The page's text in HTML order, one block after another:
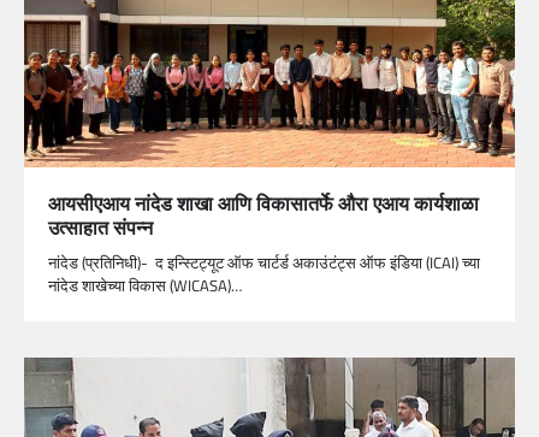
आयसीएआय नांदेड शाखा आणि विकासातर्फे औरा एआय कार्यशाळा
उत्साहात संपन्न
नांदेड (प्रतिनिधी)- द इन्स्टिट्यूट ऑफ चार्टर्ड अकाउंटंट्स ऑफ इंडिया (ICAI) च्या
नांदेड शाखेच्या विकास (WICASA)…